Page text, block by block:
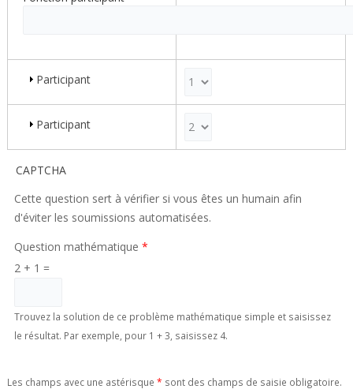
Participant Poids pour la ligne 2
Participant Poids pour la ligne 3
CAPTCHA
Cette question sert à vérifier si vous êtes un humain afin
d'éviter les soumissions automatisées.
Question mathématique *
2 + 1 =
Trouvez la solution de ce problème mathématique simple et saisissez
le résultat. Par exemple, pour 1 + 3, saisissez 4.
Les champs avec une astérisque * sont des champs de saisie obligatoire.